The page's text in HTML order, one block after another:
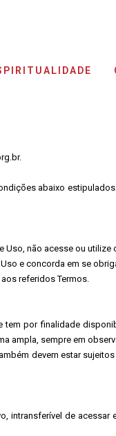
r.
abaixo
Uso, não acesse ou utilize
e concorda em se
referidos Termos.
por finalidade
ampla, sempre em
devem estar
de